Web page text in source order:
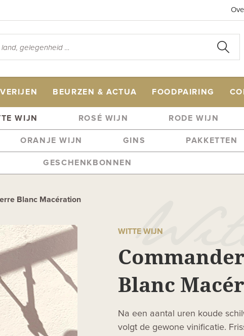
BEURZEN & ACTUA FOODPAIRING
WIJN ROSÉ WIJN RODE WIJN
ORANJE WIJN GINS PAKKETTEN
GESCHENKBONNEN
Blanc Macération
WITTE WIJN
Blanc
Na een aantal uren koude
volgt de gewone vinificatie.